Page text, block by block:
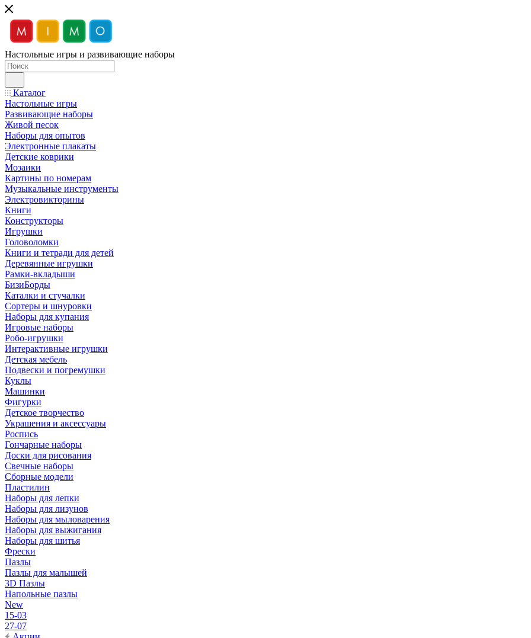
Настольные игры и развивающие наборы
Каталог
Настольные игры
Развивающие наборы
Живой песок
Наборы для опытов
Электронные плакаты
Детские коврики
Мозаики
Картины по номерам
Музыкальные инструменты
Электровикторины
Книги
Конструкторы
Игрушки
Головоломки
Книги и тетради для детей
Деревянные игрушки
Рамки-вкладыши
БизиБорды
Каталки и стучалки
Сортеры и шнуровки
Наборы для купания
Игровые наборы
Робо-игрушки
Интерактивные игрушки
Детская мебель
Подвески и погремушки
Куклы
Машинки
Фигурки
Детское творчество
Украшения и аксессуары
Роспись
Гончарные наборы
Доски для рисования
Свечные наборы
Сборные модели
Пластилин
Наборы для лепки
Наборы для лизунов
Наборы для мыловарения
Наборы для выжигания
Наборы для шитья
Фрески
Пазлы
Пазлы для малышей
3D Пазлы
Напольные пазлы
New
15-03
27-07